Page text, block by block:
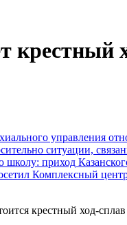
крестный
ситуации,
крестный ход-